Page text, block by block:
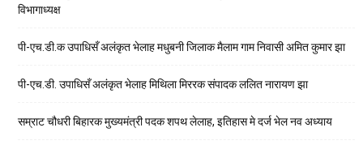
विभागाध्यक्ष
पी-एच.डी.क उपाधिसँ अलंकृत भेलाह मधुबनी जिलाक मैलाम गाम निवासी अमित कुमार झा
पी-एच.डी. उपाधिसँ अलंकृत भेलाह मिथिला मिररक संपादक ललित नारायण झा
सम्राट चौधरी बिहारक मुख्यमंत्री पदक शपथ लेलाह, इतिहास मे दर्ज भेल नव अध्याय